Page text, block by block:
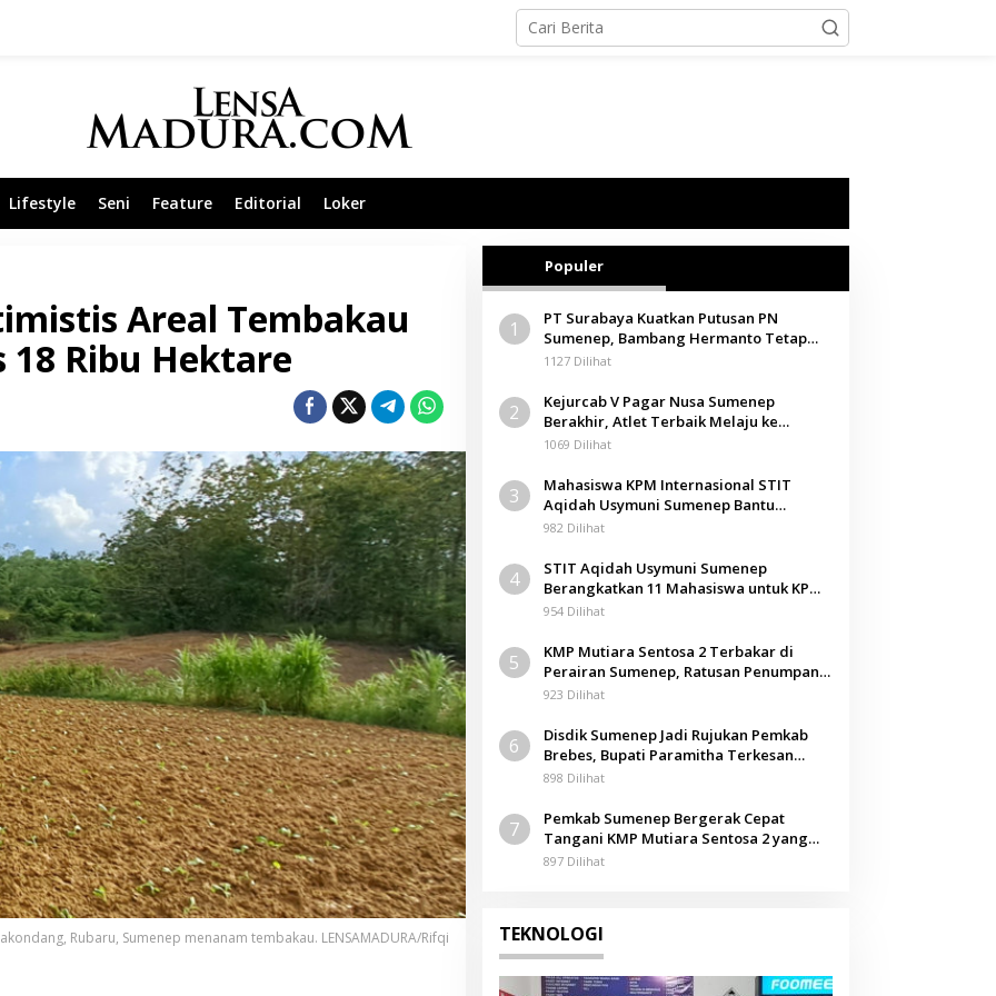
Lifestyle Seni Feature Editorial Loker
Areal Tembakau
18 Ribu Hektare
Rubaru, Sumenep menanam tembakau. LENSAMADURA/Rifqi
Populer
1
PT Surabaya Kuatkan Putusan PN
Sumenep, Bambang Hermanto Tetap
Dinyatakan Pemilik Sah Tanah di
1127 Dilihat
2
Kejurcab V Pagar Nusa Sumenep
Berakhir, Atlet Terbaik Melaju ke
Kejurwil Jatim
1069 Dilihat
3
Mahasiswa KPM Internasional STIT
Aqidah Usymuni Sumenep Bantu
Pengurusan Jenazah WNI di Malaysia
982 Dilihat
4
STIT Aqidah Usymuni Sumenep
Berangkatkan 11 Mahasiswa untuk KPM
Internasional di Malaysia
954 Dilihat
5
KMP Mutiara Sentosa 2 Terbakar di
Perairan Sumenep, Ratusan Penumpang
Dievakuasi
923 Dilihat
6
Disdik Sumenep Jadi Rujukan Pemkab
Brebes, Bupati Paramitha Terkesan
Pendidikan Berbasis Budaya
898 Dilihat
7
Pemkab Sumenep Bergerak Cepat
Tangani KMP Mutiara Sentosa 2 yang
Terbakar
897 Dilihat
TEKNOLOGI